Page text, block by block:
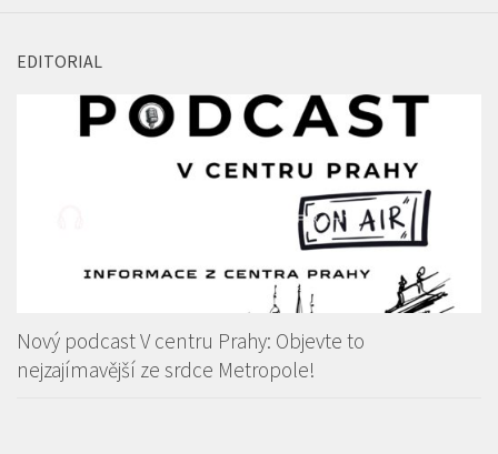
EDITORIAL
Nový podcast V centru Prahy: Objevte to
nejzajímavější ze srdce Metropole!